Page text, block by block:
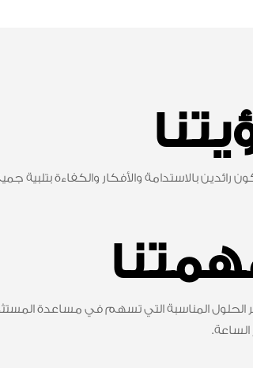
رائدين بالاستدامة والأفكار والكفاءة بتلبية
الحلول المناسبة التي تسهم في مساعدة
الساعة.